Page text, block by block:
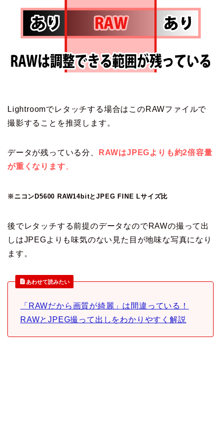
Lightroomでレタッチする場合はこのRAWファイルで
撮影することを推奨します。
データが残っている分、
RAWはJPEGよりも約2倍容量
が重くなります。
※ニコンD5600 RAW14bitとJPEG FINE Lサイズ比
後でレタッチする前提のデータなのでRAWの撮って出
しはJPEGよりも味気のない見た目が地味な写真になり
ます。
あわせて読みたい
「RAWだから画質が綺麗」は間違っている！
RAWとJPEG撮って出しをわかりやすく解説